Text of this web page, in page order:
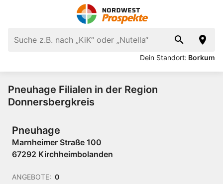
Dein Standort: Borkum
Pneuhage Filialen in der Region
Donnersbergkreis
Pneuhage
Marnheimer Straße 100
67292 Kirchheimbolanden
ANGEBOTE: 0